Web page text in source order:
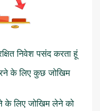
निवेश पसंद करता हूं
के लिए कुछ जोखिम
के लिए जोखिम लेने को